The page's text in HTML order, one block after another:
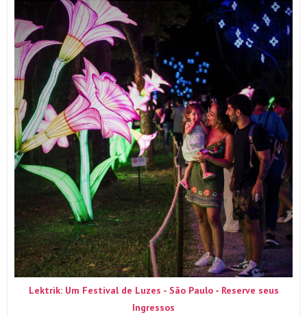
Lektrik: Um Festival de Luzes - São Paulo - Reserve seus
Ingressos